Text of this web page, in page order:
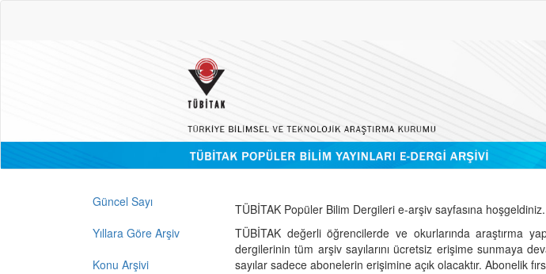
Güncel Sayı
Yıllara Göre Arşiv
Konu Arşivi
TÜBİTAK Popüler Bilim Dergileri e-arşiv sayfasına hoşgeldiniz.
TÜBİTAK değerli öğrencilerde ve okurlarında araştırma
dergilerinin tüm arşiv sayılarını ücretsiz erişime sunmaya
sayılar sadece abonelerin erişimine açık olacaktır. Abonelik